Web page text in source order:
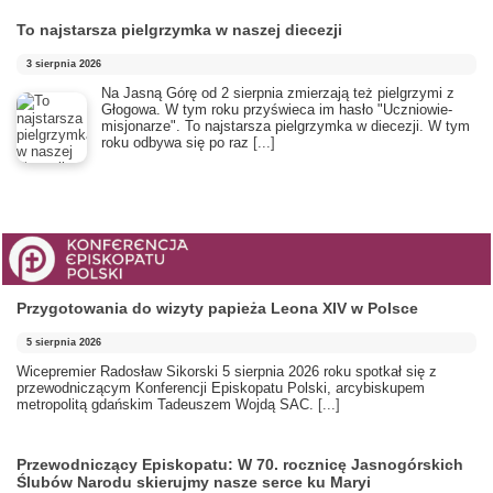
To najstarsza pielgrzymka w naszej diecezji
3 sierpnia 2026
​Na Jasną Górę od 2 sierpnia zmierzają też pielgrzymi z
Głogowa. W tym roku przyświeca im hasło "Uczniowie-
misjonarze". To najstarsza pielgrzymka w diecezji. W tym
roku odbywa się po raz [...]
Przygotowania do wizyty papieża Leona XIV w Polsce
5 sierpnia 2026
Wicepremier Radosław Sikorski 5 sierpnia 2026 roku spotkał się z
przewodniczącym Konferencji Episkopatu Polski, arcybiskupem
metropolitą gdańskim Tadeuszem Wojdą SAC. [...]
Przewodniczący Episkopatu: W 70. rocznicę Jasnogórskich
Ślubów Narodu skierujmy nasze serce ku Maryi